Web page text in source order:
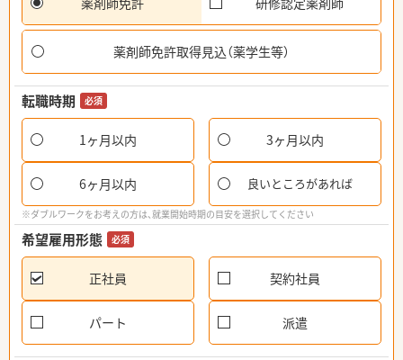
薬剤師免許取得見込（薬学生等）
転職時期 必須
1ヶ月以内 3ヶ月以内
6ヶ月以内 良いところがあれば
※ダブルワークをお考えの方は、就業開始時期の目安を選択してください
希望雇用形態 必須
正社員 契約社員
パート 派遣